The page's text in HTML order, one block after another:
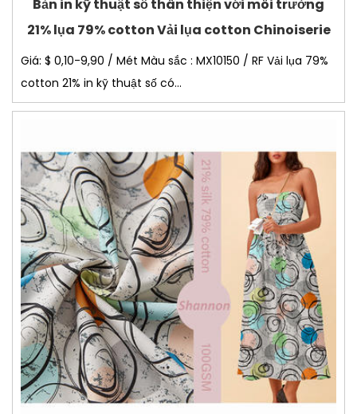
Bản in kỹ thuật số thân thiện với môi trường
21% lụa 79% cotton Vải lụa cotton Chinoiserie
Giá: $ 0,10-9,90 / Mét Màu sắc : MX10150 / RF Vải lụa 79%
cotton 21% in kỹ thuật số có...